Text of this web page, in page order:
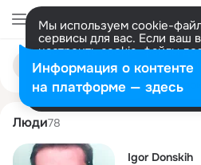
Мы используем cookie-
сервисы для вас. Если ваш
настроить cookie-файлы
представитель. Больше
Разрешить все
Поиск
людям
igor donskikh
Люди78
Igor Donskih
Информация о контенте
на платформе — здесь